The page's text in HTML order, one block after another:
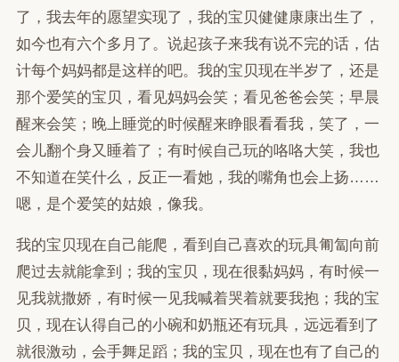
了，我去年的愿望实现了，我的宝贝健健康康出生了，
如今也有六个多月了。说起孩子来我有说不完的话，估
计每个妈妈都是这样的吧。我的宝贝现在半岁了，还是
那个爱笑的宝贝，看见妈妈会笑；看见爸爸会笑；早晨
醒来会笑；晚上睡觉的时候醒来睁眼看看我，笑了，一
会儿翻个身又睡着了；有时候自己玩的咯咯大笑，我也
不知道在笑什么，反正一看她，我的嘴角也会上扬……
嗯，是个爱笑的姑娘，像我。
我的宝贝现在自己能爬，看到自己喜欢的玩具匍匐向前
爬过去就能拿到；我的宝贝，现在很黏妈妈，有时候一
见我就撒娇，有时候一见我喊着哭着就要我抱；我的宝
贝，现在认得自己的小碗和奶瓶还有玩具，远远看到了
就很激动，会手舞足蹈；我的宝贝，现在也有了自己的